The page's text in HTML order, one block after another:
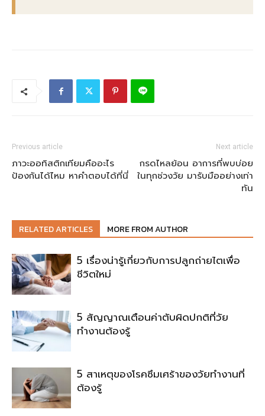
Previous article
ภาวะออทิสติกเทียมคืออะไร
ป้องกันได้ไหม หาคำตอบได้ที่นี่
Next article
กรดไหลย้อน อาการที่พบบ่อย
ในทุกช่วงวัย มารับมืออย่างเท่า
ทัน
RELATED ARTICLES MORE FROM AUTHOR
5 เรื่องน่ารู้เกี่ยวกับการปลูกถ่ายไตเพื่อ
ชีวิตใหม่
5 สัญญาณเตือนค่าตับผิดปกติที่วัย
ทำงานต้องรู้
5 สาเหตุของโรคซึมเศร้าของวัยทำงานที่
ต้องรู้